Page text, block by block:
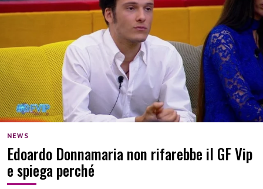
NEWS
Edoardo Donnamaria non rifarebbe il GF Vip
e spiega perché